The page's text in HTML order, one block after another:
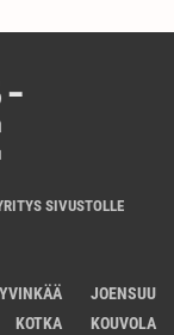
SIVUSTOLLE
JOENSUU
KOTKA
KOUVOLA